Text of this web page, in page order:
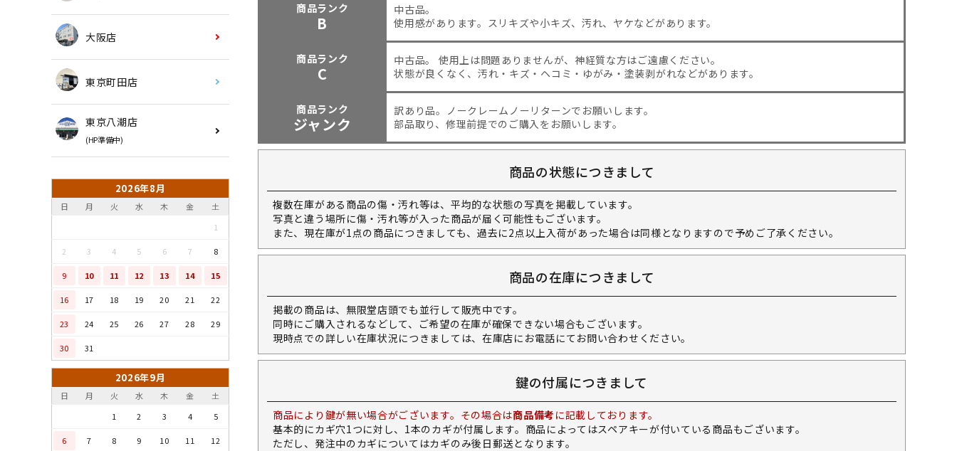
大阪店
東京町田店
東京八潮店
(HP準備中)
2026年8月
日 月 火 水 木 金
土
1
2 3 4 5 6 7 8
9 10 11 12 13 14 15
16 17 18 19 20 21 22
23 24 25 26 27 28 29
30 31
2026年9月
日 月 火 水 木 金
土
1
2 3 4 5
6 7 8 9 10 11 12
商品ランク
B
中古品。
使用感があります。スリキズや小キズ、汚れ、ヤケなどがあります。
商品ランク
C
中古品。 使用上は問題ありませんが、神経質な方はご遠慮ください。
状態が良くなく、汚れ・キズ・ヘコミ・ゆがみ・塗装剥がれなどがあります。
商品ランク
ジャンク
訳あり品。 ノークレームノーリターンでお願いします。
部品取り、修理前提でのご購入をお願いします。
商品の状態につきまして
複数在庫がある商品の傷・汚れ等は、平均的な状態の写真を掲載しています。
写真と違う場所に傷・汚れ等が入った商品が届く可能性もございます。
また、現在庫が1点の商品につきましても、過去に2点以上入荷があった場合は同様となりますので予めご了承ください。
商品の在庫につきまして
掲載の商品は、無限堂店頭でも並行して販売中です。
同時にご購入されるなどして、ご希望の在庫が確保できない場合もございます。
現時点での詳しい在庫状況につきましては、在庫店にお電話にてお問い合わせください。
鍵の付属につきまして
商品により鍵が無い場合がございます。その場合は商品備考 に記載しております。
基本的にカギ穴1つに対し、1本のカギが付属します。商品によってはスペアキーが付いている商品もございます。
ただし、発注中のカギについてはカギのみ後日郵送となります。